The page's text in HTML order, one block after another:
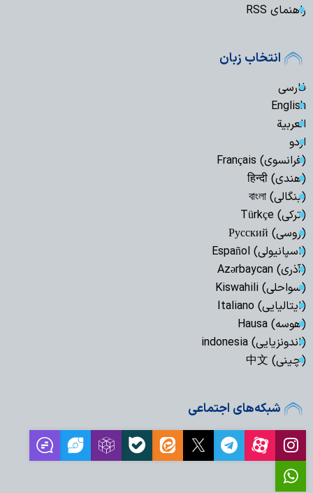
راهنمای RSS
انتخاب زبان
فارسی
English
العربیة
اردو
(فرانسوی) Français
(هندی) हिन्दी
(بنگالی) বাংলা
(ترکی) Türkçe
(روسی) Русский
(اسپانیولی) Español
(آذری) Azərbaycan
(سواحلی) Kiswahili
(ایتالیایی) Italiano
(هوسه) Hausa
(اندونزیایی) indonesia
(چینی) 中文
شبکه‌های اجتماعی